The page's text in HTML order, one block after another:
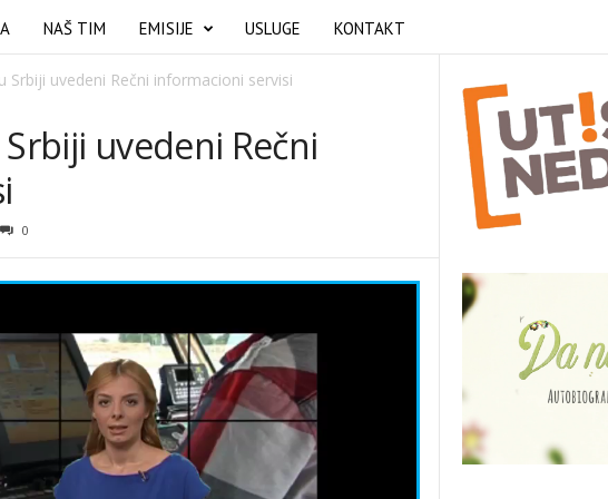
NAŠ TIM EMISIJE USLUGE KONTAKT
Srbiji uvedeni Rečni informacioni servisi
uvedeni Rečni
0